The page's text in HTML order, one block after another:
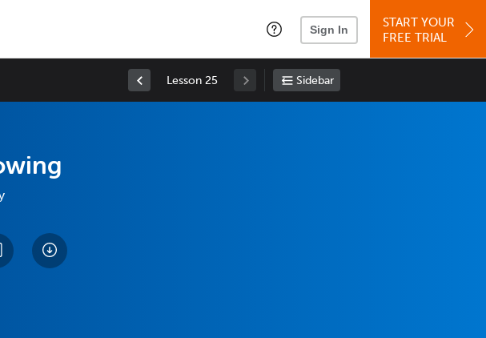
Sign In
START YOUR
FREE TRIAL
Lesson 25 Sidebar